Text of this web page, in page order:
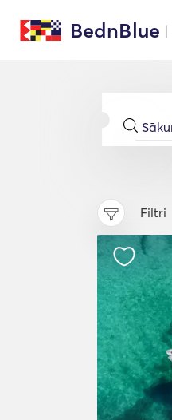
BednBlue
Filtri